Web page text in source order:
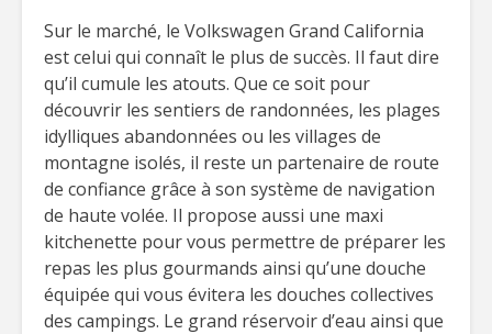
Sur le marché, le Volkswagen Grand California
est celui qui connaît le plus de succès. Il faut dire
qu’il cumule les atouts. Que ce soit pour
découvrir les sentiers de randonnées, les plages
idylliques abandonnées ou les villages de
montagne isolés, il reste un partenaire de route
de confiance grâce à son système de navigation
de haute volée. Il propose aussi une maxi
kitchenette pour vous permettre de préparer les
repas les plus gourmands ainsi qu’une douche
équipée qui vous évitera les douches collectives
des campings. Le grand réservoir d’eau ainsi que